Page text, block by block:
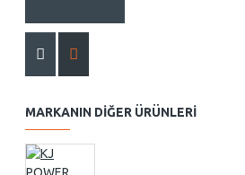
MARKANIN DIĞER ÜRÜNLERI